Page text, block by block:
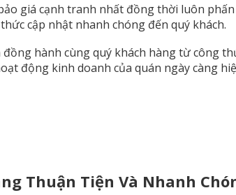
giá cạnh tranh nhất đồng thời luôn
cập nhật nhanh chóng đến quý khách.
hành cùng quý khách hàng từ công
động kinh doanh của quán ngày càng
Thuận Tiện Và Nhanh